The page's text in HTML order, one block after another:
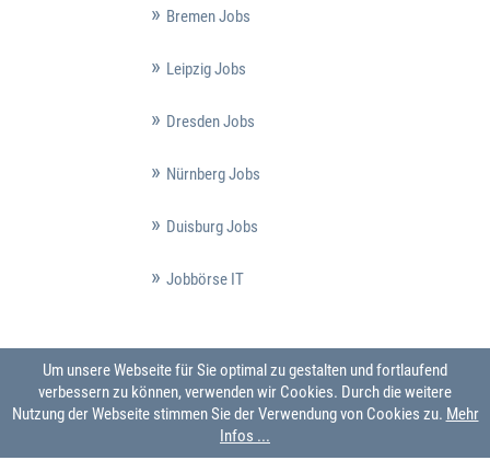
Bremen Jobs
Leipzig Jobs
Dresden Jobs
Nürnberg Jobs
Duisburg Jobs
Jobbörse IT
Um unsere Webseite für Sie optimal zu gestalten und fortlaufend
verbessern zu können, verwenden wir Cookies. Durch die weitere
Nutzung der Webseite stimmen Sie der Verwendung von Cookies zu. Mehr
Infos ...